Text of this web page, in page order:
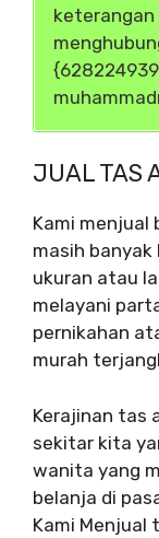
JUAL TAS
Kami menjual
masih banyak
ukuran atau
melayani
pernikahan
murah
Kerajinan tas
sekitar kita
wanita yang
belanja di
Kami Menjual